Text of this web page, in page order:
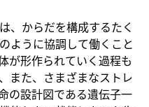
、からだを構成するたく
ように協調して働くこと
が形作られていく過程も
また、さまざまなストレ
の設計図である遺伝子一